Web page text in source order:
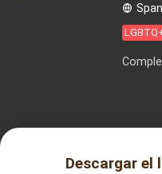
Descargar el